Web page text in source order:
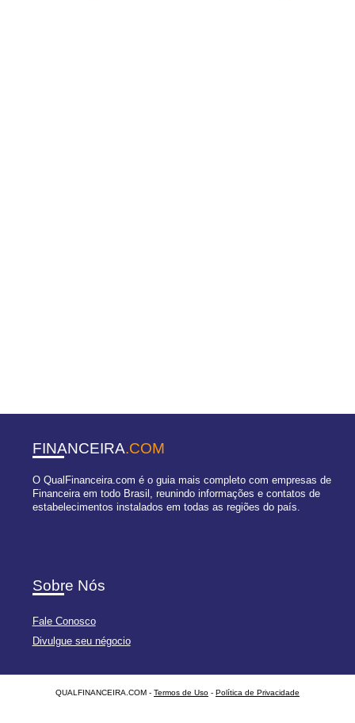
FINANCEIRA.COM
O QualFinanceira.com é o guia mais completo com empresas de
Financeira em todo Brasil, reunindo informações e contatos de
estabelecimentos instalados em todas as regiões do país.
Sobre Nós
Fale Conosco
Divulgue seu négocio
QUALFINANCEIRA.COM - Termos de Uso - Política de Privacidade